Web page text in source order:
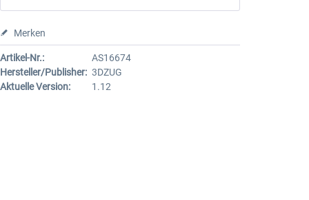
Merken
Artikel-Nr.:
AS16674
Hersteller/Publisher: 3DZUG
Aktuelle Version:
1.12